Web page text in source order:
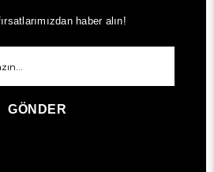
haber alın!
GÖNDER